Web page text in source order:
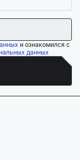
и ознакомился с
данных